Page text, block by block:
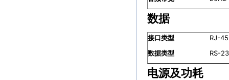
数据
接口类型
RJ-45
数据类型
RS-
电源及功耗